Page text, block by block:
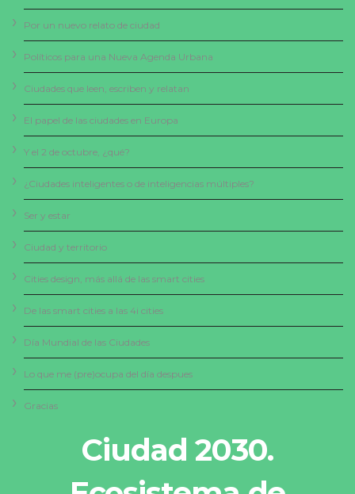
Por un nuevo relato de ciudad
Políticos para una Nueva Agenda Urbana
Ciudades que leen, escriben y relatan
El papel de las ciudades en Europa
Y el 2 de octubre, ¿qué?
¿Ciudades inteligentes o de inteligencias múltiples?
Ser y estar
Ciudad y territorio
Cities design, más allá de las smart cities
De las smart cities a las 4i cities
Día Mundial de las Ciudades
Lo que me (pre)ocupa del día despues
Gracias
Ciudad 2030.